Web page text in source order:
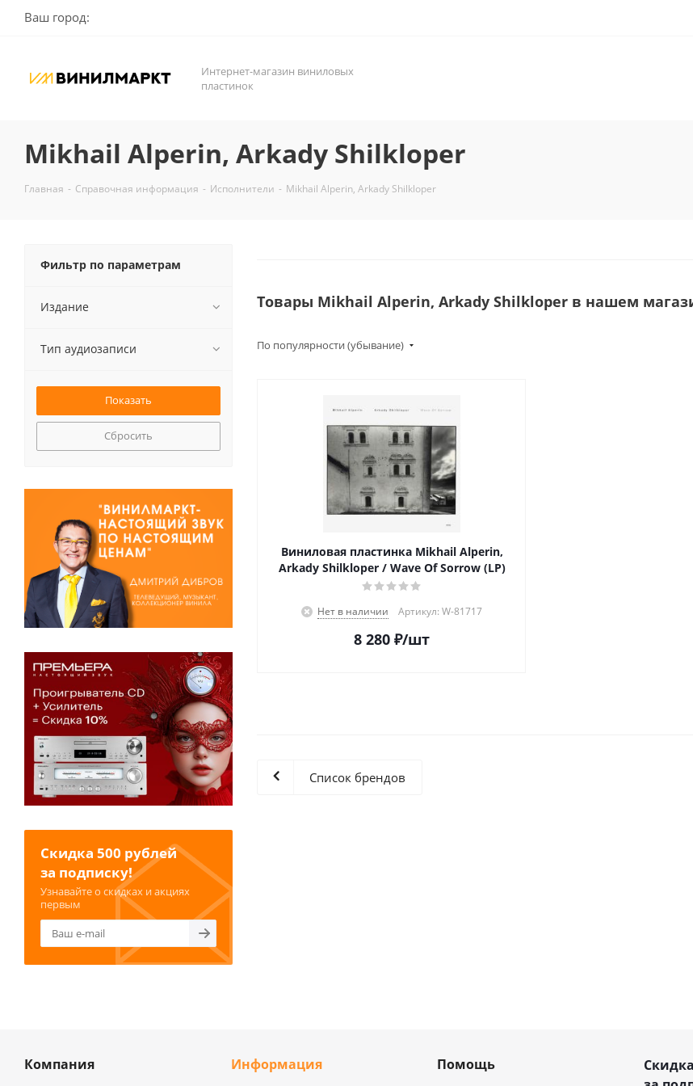
Ваш город:
Интернет-магазин виниловых
пластинок
Mikhail Alperin, Arkady Shilkloper
Главная - Справочная информация - Исполнители - Mikhail Alperin, Arkady Shilkloper
Товары Mikhail Alperin, Arkady Shilkloper в нашем
По популярности (убывание)
Виниловая пластинка Mikhail Alperin,
Arkady Shilkloper / Wave Of Sorrow (LP)
Нет в наличии Артикул: W-81717
8 280 ₽/шт
Список брендов
Фильтр по параметрам
Издание
Тип аудиозаписи
Сбросить
Скидка 500 рублей
за подписку!
Узнавайте о скидках и акциях
первым
Компания Информация Помощь